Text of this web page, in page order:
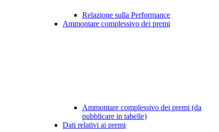
Relazione sulla Performance
Ammontare complessivo dei premi
Ammontare complessivo dei premi (da
pubblicare in tabelle)
Dati relativi ai premi